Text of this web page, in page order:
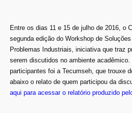
Entre os dias 11 e 15 de julho de 2016, o
segunda edição do Workshop de
Problemas Industriais, iniciativa que traz
serem discutidos no ambiente acadêmico.
participantes foi a Tecumseh, que trouxe
abaixo o relato de quem participou da
aqui para acessar o relatório produzido